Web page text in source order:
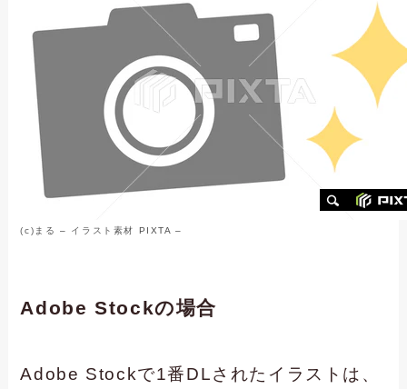
(c) まる – イラスト素材 PIXTA –
Adobe Stockの場合
Adobe Stockで1番DLされたイラストは、